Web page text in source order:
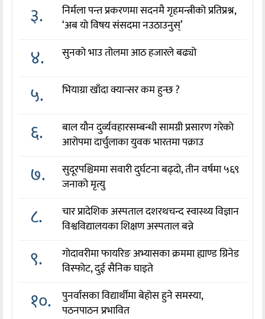
३.
निर्मला पन्त प्रकरणमा सदनमै गृहमन्त्रीको प्रतिप्रश्न,
‘अब यो विषय संसदमा नउठाउनुस्’
४. सुनको भाउ तोलमा आठ हजारले बढ्यो
५. भियाग्रा खाँदा क्यान्सर कम हुन्छ ?
६.
बाल यौन दुर्व्यवहारसम्बन्धी सामग्री प्रसारण गरेको
आरोपमा दार्चुलाका युवक भारतमा पक्राउ
७.
सुदूरपश्चिममा सवारी दुर्घटना बढ्दो, तीन वर्षमा ५६९
जनाको मृत्यु
८.
चार प्रादेशिक अस्पताल दशरथचन्द स्वास्थ्य विज्ञान
विश्वविद्यालयका शिक्षण अस्पताल बन्ने
९.
गोदावरीमा फायरिङ अभ्यासका क्रममा ह्याण्ड ग्रिनेड
विस्फोट, दुई सैनिक घाइते
१०.
पुनर्वासका विद्यार्थीमा बेहोस हुने समस्या,
पठनपाठन प्रभावित